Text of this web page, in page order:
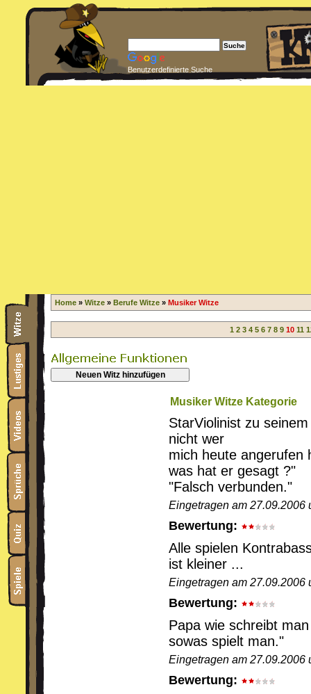
Benutzerdefinierte Suche
Home » Witze » Berufe Witze » Musiker Witze
1 2 3 4 5 6 7 8 9 10 11
Neuen Witz hinzufügen
Musiker Witze Kategorie
StarViolinist zu
nicht wer
mich heute angerufen
was hat er gesagt ?"
"Falsch verbunden."
Eingetragen am 27.09.2006
Bewertung:
Alle spielen
ist kleiner ...
Eingetragen am 27.09.2006
Bewertung:
Papa wie schreibt
sowas spielt man."
Eingetragen am 27.09.2006
Bewertung: